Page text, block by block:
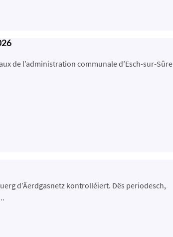
de l’administration communale d’Esch-sur-Sûre
d’Äerdgasnetz kontrolléiert. Dës periodesch,